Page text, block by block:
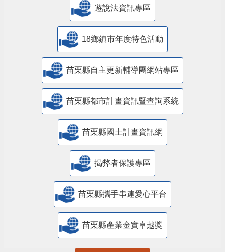
遊說法資訊專區
18鄉鎮市年度特色活動
苗栗縣自主更新輔導團網站專區
苗栗縣都市計畫資訊暨查詢系統
苗栗縣國土計畫資訊網
揭弊者保護專區
苗栗縣攜手串連愛心平台
苗栗縣產業金實卓越獎